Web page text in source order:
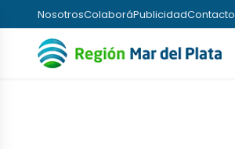
NosotrosColaboráPublicidadContacto